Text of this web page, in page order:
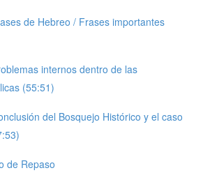
de Hebreo / Frases importantes
internos dentro de las
(55:51)
del Bosquejo Histórico y el caso
de Repaso